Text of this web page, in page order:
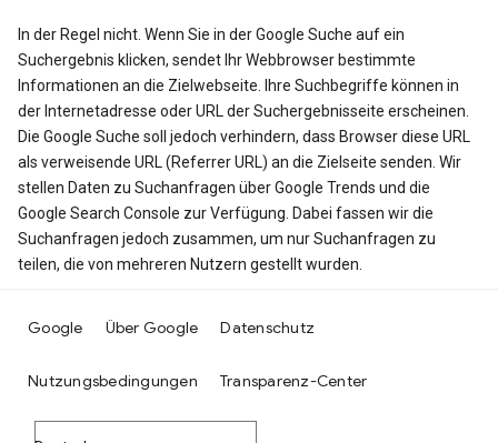
In der Regel nicht. Wenn Sie in der Google Suche auf ein
Suchergebnis klicken, sendet Ihr Webbrowser bestimmte
Informationen an die Zielwebseite. Ihre Suchbegriffe können in
der Internetadresse oder URL der Suchergebnisseite erscheinen.
Die Google Suche soll jedoch verhindern, dass Browser diese URL
als verweisende URL (Referrer URL) an die Zielseite senden. Wir
stellen Daten zu Suchanfragen über Google Trends und die
Google Search Console zur Verfügung. Dabei fassen wir die
Suchanfragen jedoch zusammen, um nur Suchanfragen zu
teilen, die von mehreren Nutzern gestellt wurden.
Google Über Google Datenschutz
Nutzungsbedingungen Transparenz-Center